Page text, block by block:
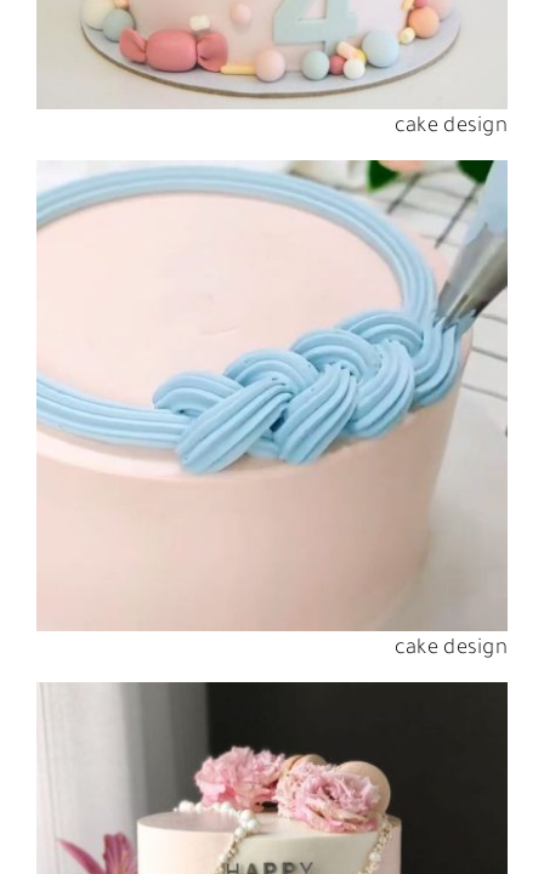
cake design
cake design